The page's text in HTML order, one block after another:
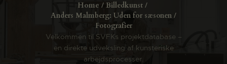
Home
Billedkunst
Anders Malmberg: Uden for sæsonen /
Fotografier
Velkommen til SVFKs projektdatabase –
en direkte udveksling af kunsteriske
arbejdsprocesser.
OM SVFK